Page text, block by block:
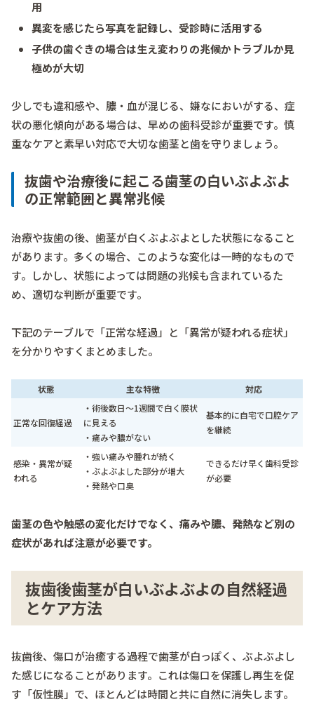
用
異変を感じたら写真を記録し、受診時に活用する
子供の歯ぐきの場合は生え変わりの兆候かトラブルか見
極めが大切
少しでも違和感や、膿・血が混じる、嫌なにおいがする、症
状の悪化傾向がある場合は、早めの歯科受診が重要です。慎
重なケアと素早い対応で大切な歯茎と歯を守りましょう。
抜歯や治療後に起こる歯茎の白いぶよぶよ
の正常範囲と異常兆候
治療や抜歯の後、歯茎が白くぶよぶよとした状態になること
があります。多くの場合、このような変化は一時的なもので
す。しかし、状態によっては問題の兆候も含まれているた
め、適切な判断が重要です。
下記のテーブルで「正常な経過」と「異常が疑われる症状」
を分かりやすくまとめました。
状態 主な特徴 対応
正常な回復経過
・術後数日〜1週間で白く膜状
に見える
・痛みや膿がない
基本的に自宅で口腔ケア
を継続
感染・異常が疑
われる
・強い痛みや腫れが続く
・ぶよぶよした部分が増大
・発熱や口臭
できるだけ早く歯科受診
が必要
歯茎の色や触感の変化だけでなく、痛みや膿、発熱など別の
症状があれば注意が必要です。
抜歯後歯茎が白いぶよぶよの自然経過
とケア方法
抜歯後、傷口が治癒する過程で歯茎が白っぽく、ぶよぶよし
た感じになることがあります。これは傷口を保護し再生を促
す「仮性膜」で、ほとんどは時間と共に自然に消失します。